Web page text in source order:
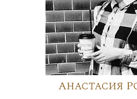
Анастасия